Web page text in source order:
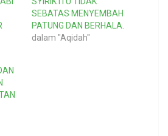
SEBATAS MENYEMBAH
PATUNG DAN BERHALA.
dalam "Aqidah"